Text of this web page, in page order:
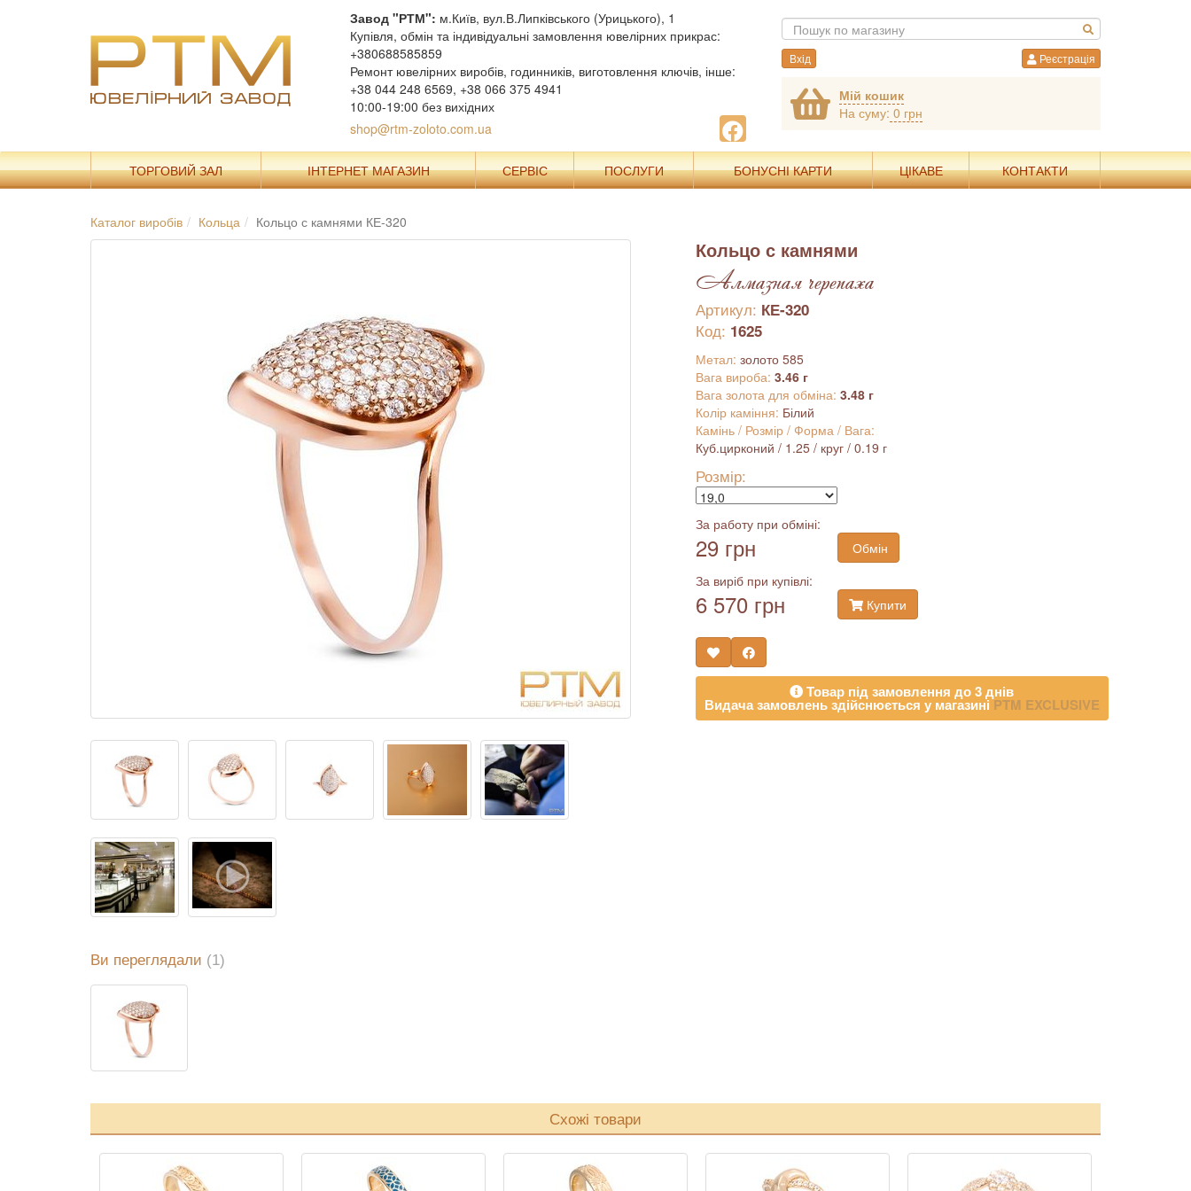
Завод "РТМ": м.Київ, вул.В.Липківського (Урицького), 1
Купівля, обмін та індивідуальні замовлення ювелірних прикрас:
+380688585859
Ремонт ювелірних виробів, годинників, виготовлення ключів, інше:
+38 044 248 6569, +38 066 375 4941
10:00-19:00 без вихідних
shop@rtm-zoloto.com.ua
Вхід Реєстрація
Мій кошик
На суму: 0 грн
ТОРГОВИЙ ЗАЛ ІНТЕРНЕТ МАГАЗИН СЕРВІС ПОСЛУГИ БОНУСНІ КАРТИ ЦІКАВЕ КОНТАКТИ
Каталог виробів Кольца Кольцо с камнями КЕ-320
Кольцо с камнями
Алмазная черепаха
Артикул: КЕ-320
Код: 1625
Метал: золото 585
Вага вироба: 3.46 г
Вага золота для обміна: 3.48 г
Колір каміння: Білий
Камінь / Розмір / Форма / Вага:
Куб.цирконий / 1.25 / круг / 0.19 г
Розмір:
За работу при обміні:
29 грн
Обмін
За виріб при купівлі:
6 570 грн Купити
Товар під замовлення до 3 днів
Видача замовлень здійснюється у магазиніPTM EXCLUSIVE
Ви переглядали (1)
Схожі товари